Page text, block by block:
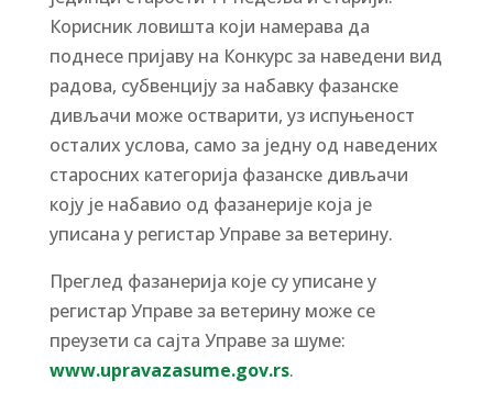
Корисник ловишта који намерава да
поднесе пријаву на Конкурс за наведени вид
радова, субвенцију за набавку фазанске
дивљачи може остварити, уз испуњеност
осталих услова, само за једну од наведених
старосних категорија фазанске дивљачи
коју је набавио од фазанерије која је
уписана у регистар Управе за ветерину.
Преглед фазанерија које су уписане у
регистар Управе за ветерину може се
преузети са сајта Управе за шуме:
www.upravazasume.gov.rs.